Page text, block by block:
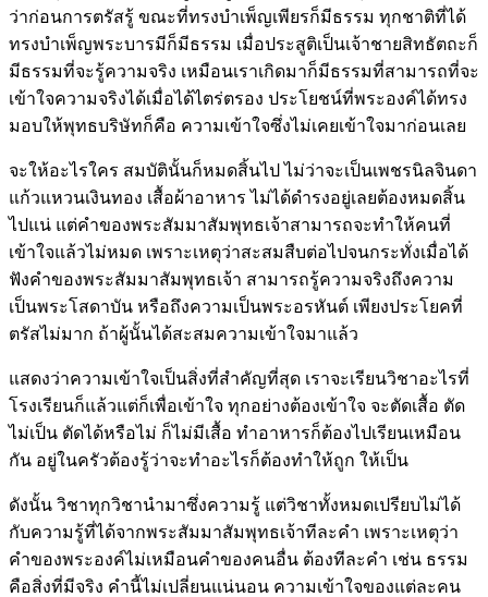
ว่าก่อนการตรัสรู้ ขณะที่ทรงบำเพ็ญเพียรก็มีธรรม ทุกชาติที่ได้
ทรงบำเพ็ญพระบารมีก็มีธรรม เมื่อประสูติเป็นเจ้าชายสิทธัตถะก็
มีธรรมที่จะรู้ความจริง เหมือนเราเกิดมาก็มีธรรมที่สามารถที่จะ
เข้าใจความจริงได้เมื่อได้ไตร่ตรอง ประโยชน์ที่พระองค์ได้ทรง
มอบให้พุทธบริษัทก็คือ ความเข้าใจซึ่งไม่เคยเข้าใจมาก่อนเลย
จะให้อะไรใคร สมบัตินั้นก็หมดสิ้นไป ไม่ว่าจะเป็นเพชรนิลจินดา
แก้วแหวนเงินทอง เสื้อผ้าอาหาร ไม่ได้ดำรงอยู่เลยต้องหมดสิ้น
ไปแน่ แต่คำของพระสัมมาสัมพุทธเจ้าสามารถจะทำให้คนที่
เข้าใจแล้วไม่หมด เพราะเหตุว่าสะสมสืบต่อไปจนกระทั่งเมื่อได้
ฟังคำของพระสัมมาสัมพุทธเจ้า สามารถรู้ความจริงถึงความ
เป็นพระโสดาบัน หรือถึงความเป็นพระอรหันต์ เพียงประโยคที่
ตรัสไม่มาก ถ้าผู้นั้นได้สะสมความเข้าใจมาแล้ว
แสดงว่าความเข้าใจเป็นสิ่งที่สำคัญที่สุด เราจะเรียนวิชาอะไรที่
โรงเรียนก็แล้วแต่ก็เพื่อเข้าใจ ทุกอย่างต้องเข้าใจ จะตัดเสื้อ ตัด
ไม่เป็น ตัดได้หรือไม่ ก็ไม่มีเสื้อ ทำอาหารก็ต้องไปเรียนเหมือน
กัน อยู่ในครัวต้องรู้ว่าจะทำอะไรก็ต้องทำให้ถูก ให้เป็น
ดังนั้น วิชาทุกวิชานำมาซึ่งความรู้ แต่วิชาทั้งหมดเปรียบไม่ได้
กับความรู้ที่ได้จากพระสัมมาสัมพุทธเจ้าทีละคำ เพราะเหตุว่า
คำของพระองค์ไม่เหมือนคำของคนอื่น ต้องทีละคำ เช่น ธรรม
คือสิ่งที่มีจริง คำนี้ไม่เปลี่ยนแน่นอน ความเข้าใจของแต่ละคน